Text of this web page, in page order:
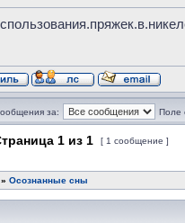
за: Поле
1 из 1 [ 1 сообщение ]
» Осознанные сны